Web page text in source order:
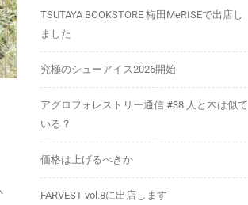
TSUTAYA BOOKSTORE 梅田MeRISEで出店し
ました
究極のシューアイス2026開始
アグロフォレストリー通信 #38 人と木は似て
いる？
価格は上げるべきか
FARVEST vol.8に出店します